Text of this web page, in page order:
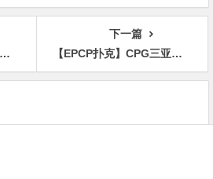
下一篇
【EPCP扑克】CPG三亚总决赛斗罢艰难再出发！主赛喜迎3787人次参赛余1446人晋级 杨旭东收揽302500计分牌成C组382人领头羊